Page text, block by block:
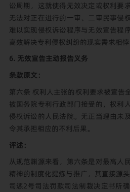
讼周期，这就使得无效决定或权利要
无法对正在进行的一审、二审民事侵
难以实现侵权诉讼程序与无效宣告程
高效解决专利侵权纠纷的现实需求相悖
6. 无效宣告主动报告义务
条款原文：
第六条 权利人主张的权利要求被宣告
被国务院专利行政部门接受的，权利
侵权诉讼的人民法院。无正当理由未
令其承担相应的不利后果。
评述：
从规范渊源来看，第六条是对最高人
精神的制度化提炼与推广，其直接源
司惩2号司法罚款司法制裁决定书所